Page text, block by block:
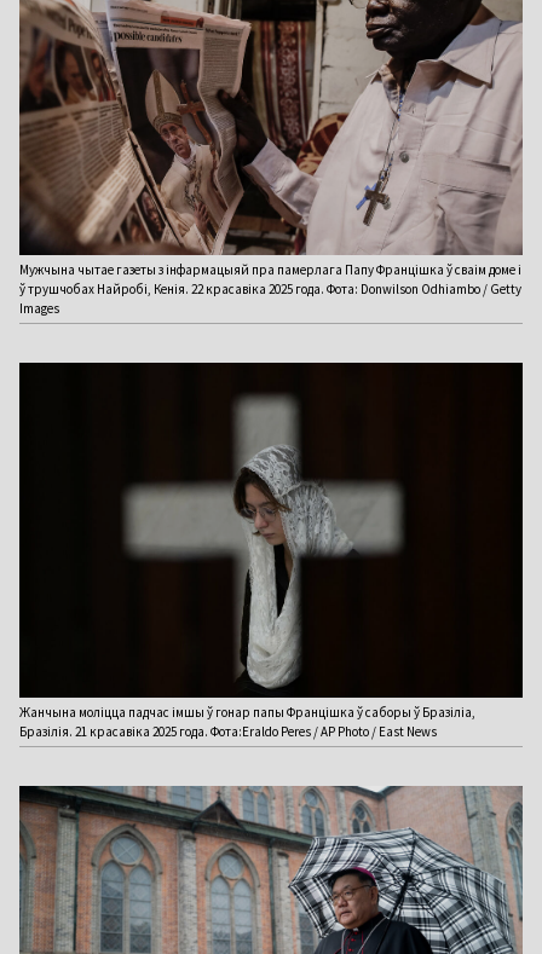
Мужчына чытае газеты з інфармацыяй пра памерлага Папу Францішка ў сваім доме і
ў трушчобах Найробі, Кенія. 22 красавіка 2025 года. Фота: Donwilson Odhiambo / Getty
Images
Жанчына моліцца падчас імшы ў гонар папы Францішка ў саборы ў Бразіліа,
Бразілія. 21 красавіка 2025 года. Фота:Eraldo Peres / AP Photo / East News